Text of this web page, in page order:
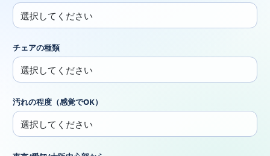
チェアの種類
汚れの程度（感覚でOK）